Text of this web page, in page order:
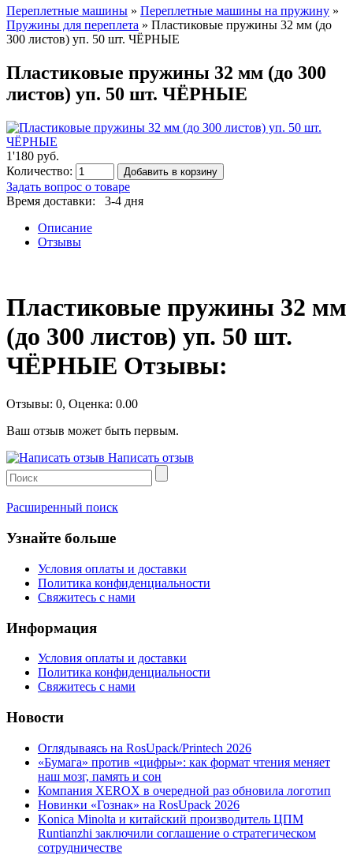
Переплетные машины » Переплетные машины на пружину »
Пружины для переплета » Пластиковые пружины 32 мм (до
300 листов) уп. 50 шт. ЧЁРНЫЕ
Пластиковые пружины 32 мм (до 300
листов) уп. 50 шт. ЧЁРНЫЕ
1'180 руб.
Количество:
Добавить в корзину
Задать вопрос о товаре
Время доставки: 3-4 дня
Описание
Отзывы
Пластиковые пружины 32 мм
(до 300 листов) уп. 50 шт.
ЧЁРНЫЕ Отзывы:
Отзывы: 0, Оценка: 0.00
Ваш отзыв может быть первым.
Написать отзыв
Расширенный поиск
Узнайте больше
Условия оплаты и доставки
Политика конфиденциальности
Свяжитесь с нами
Информация
Условия оплаты и доставки
Политика конфиденциальности
Свяжитесь с нами
Новости
Оглядываясь на RosUpack/Printech 2026
«Бумага» против «цифры»: как формат чтения меняет
наш мозг, память и сон
Компания XEROX в очередной раз обновила логотип
Новинки «Гознак» на RosUpack 2026
Konica Minolta и китайский производитель ЦПМ
Runtianzhi заключили соглашение о стратегическом
сотрудничестве